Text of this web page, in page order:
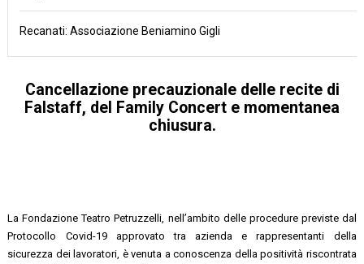
Recanati: Associazione Beniamino Gigli
Cancellazione precauzionale delle recite di
Falstaff, del Family Concert e momentanea
chiusura.
La Fondazione Teatro Petruzzelli, nell’ambito delle procedure previste dal
Protocollo Covid-19 approvato tra azienda e rappresentanti della
sicurezza dei lavoratori, è venuta a conoscenza della positività riscontrata